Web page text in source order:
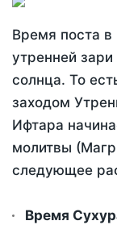
Время поста
утренней зари
солнца. То
заходом
Ифтара
молитвы
следующее
Время